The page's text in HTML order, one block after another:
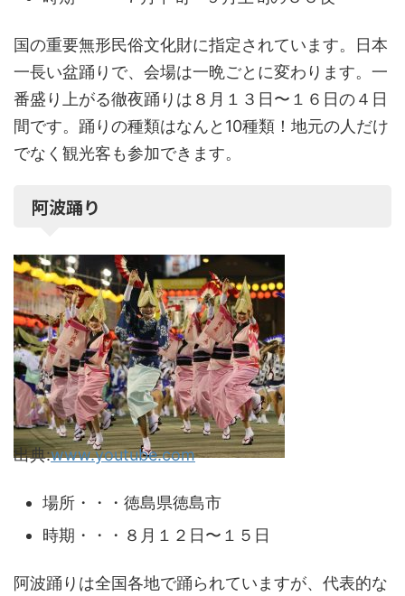
国の重要無形民俗文化財に指定されています。日本
一長い盆踊りで、会場は一晩ごとに変わります。一
番盛り上がる徹夜踊りは８月１３日〜１６日の４日
間です。踊りの種類はなんと10種類！地元の人だけ
でなく観光客も参加できます。
阿波踊り
出典:www.youtube.com
場所・・・徳島県徳島市
時期・・・８月１２日〜１５日
阿波踊りは全国各地で踊られていますが、代表的な